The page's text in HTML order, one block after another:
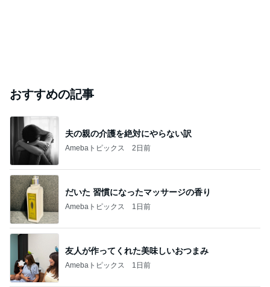
おすすめの記事
夫の親の介護を絶対にやらない訳
Amebaトピックス 2日前
だいた 習慣になったマッサージの香り
Amebaトピックス 1日前
友人が作ってくれた美味しいおつまみ
Amebaトピックス 1日前